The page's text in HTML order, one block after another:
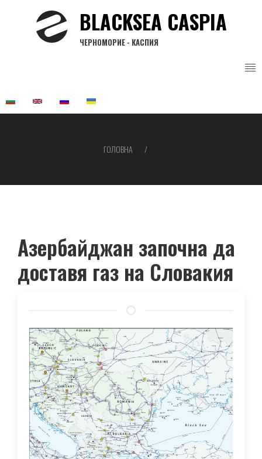
BLACKSEA CASPIA
ЧЕРНОМОРИЕ - КАСПИЯ
навіґації
ГОЛОВНА
Азербайджан започна да
доставя газ на Словакия